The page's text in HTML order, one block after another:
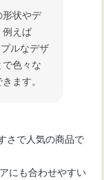
状やデ
えば
ルなデザ
色々な
ます。
さで人気の商品で
にも合わせやすい